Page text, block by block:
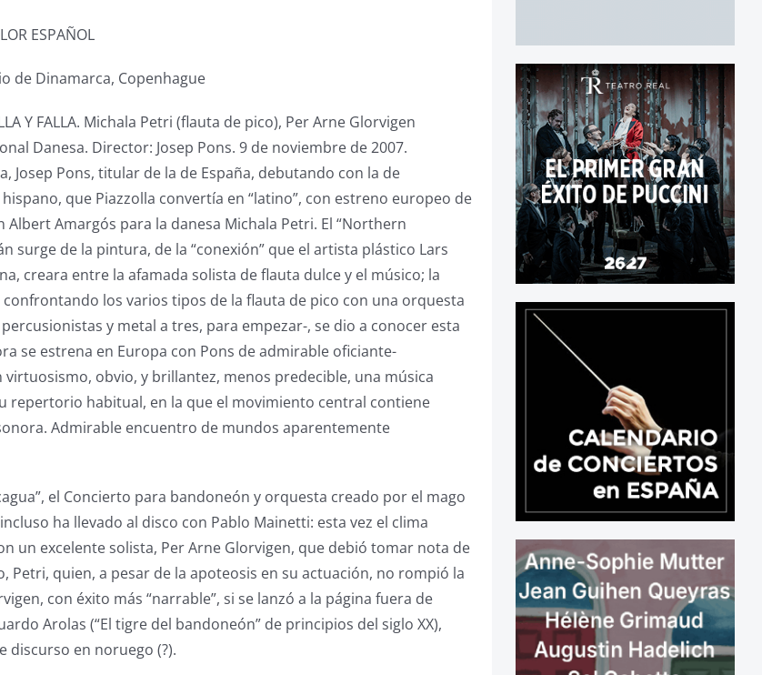
ESPAÑOL
de Dinamarca, Copenhague
Y FALLA. Michala Petri (flauta de pico), Per Arne Glorvigen
Danesa. Director: Josep Pons. 9 de noviembre de 2007.
Josep Pons, titular de la de España, debutando con la de
que Piazzolla convertía en “latino”, con estreno europeo de
Albert Amargós para la danesa Michala Petri. El “Northern
surge de la pintura, de la “conexión” que el artista plástico Lars
creara entre la afamada solista de flauta dulce y el músico; la
confrontando los varios tipos de la flauta de pico con una orquesta
y metal a tres, para empezar-, se dio a conocer esta
se estrena en Europa con Pons de admirable oficiante-
obvio, y brillantez, menos predecible, una música
repertorio habitual, en la que el movimiento central contiene
Admirable encuentro de mundos aparentemente
el Concierto para bandoneón y orquesta creado por el mago
ha llevado al disco con Pablo Mainetti: esta vez el clima
un excelente solista, Per Arne Glorvigen, que debió tomar nota de
Petri, quien, a pesar de la apoteosis en su actuación, no rompió la
con éxito más “narrable”, si se lanzó a la página fuera de
Arolas (“El tigre del bandoneón” de principios del siglo XX),
discurso en noruego (?).